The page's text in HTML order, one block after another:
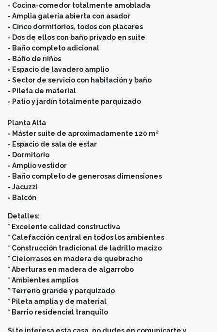
- Cocina-comedor totalmente amoblada
- Amplia galería abierta con asador
- Cinco dormitorios, todos con placares
- Dos de ellos con baño privado en suite
- Baño completo adicional
- Baño de niños
- Espacio de lavadero amplio
- Sector de servicio con habitación y baño
- Pileta de material
- Patio y jardín totalmente parquizado
Planta Alta
- Máster suite de aproximadamente 120 m²
- Espacio de sala de estar
- Dormitorio
- Amplio vestidor
- Baño completo de generosas dimensiones
- Jacuzzi
- Balcón
Detalles:
* Excelente calidad constructiva
* Calefacción central en todos los ambientes
* Construcción tradicional de ladrillo macizo
* Cielorrasos en madera de quebracho
* Aberturas en madera de algarrobo
* Ambientes amplios
* Terreno grande y parquizado
* Pileta amplia y de material
* Barrio residencial tranquilo